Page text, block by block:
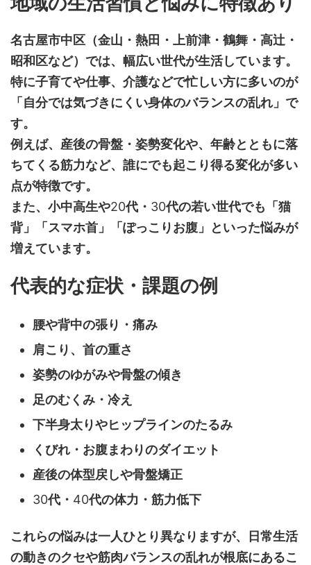
名古屋市中区（金山・熱田・上前津・鶴舞・高辻・
昭和区など）では、幅広い世代が生活しています。
特に子育てや仕事、介護などで忙しい方に多いのが
「自分では気づきにくい身体のバランスの乱れ」で
す。
例えば、産後の骨盤・姿勢変化や、年齢とともに落
ちてくる筋力など、誰にでも起こり得る変化が多い
点が特徴です。
また、小中高生や20代・ 30代の若い世代でも「猫
背」「スマホ首」「ぽっこりお腹」といった悩みが
増えています。
代表的な症状・課題の例
腰や背中の張り・痛み
肩こり、首の重さ
姿勢のゆがみや骨盤の傾き
足のむくみ・冷え
下半身太りやヒップラインのたるみ
くびれ・お腹まわりのダイエット
産後の体型戻しや骨盤矯正
30代・ 40代の体力・筋力低下
これらの悩みは一人ひとり異なりますが、日常生活
の動きのクセや筋肉バランスの乱れが根底にあるこ